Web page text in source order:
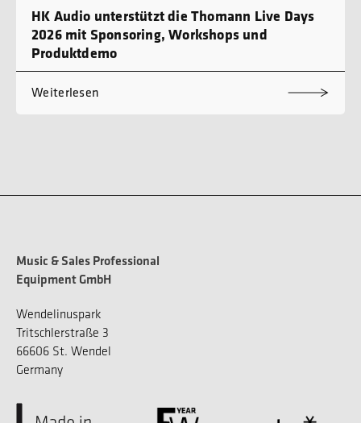
HK Audio unterstützt die Thomann Live Days
2026 mit Sponsoring, Workshops und
Produktdemo
Weiterlesen
Music & Sales Professional
Equipment GmbH
Wendelinuspark
Tritschlerstraße 3
66606 St. Wendel
Germany